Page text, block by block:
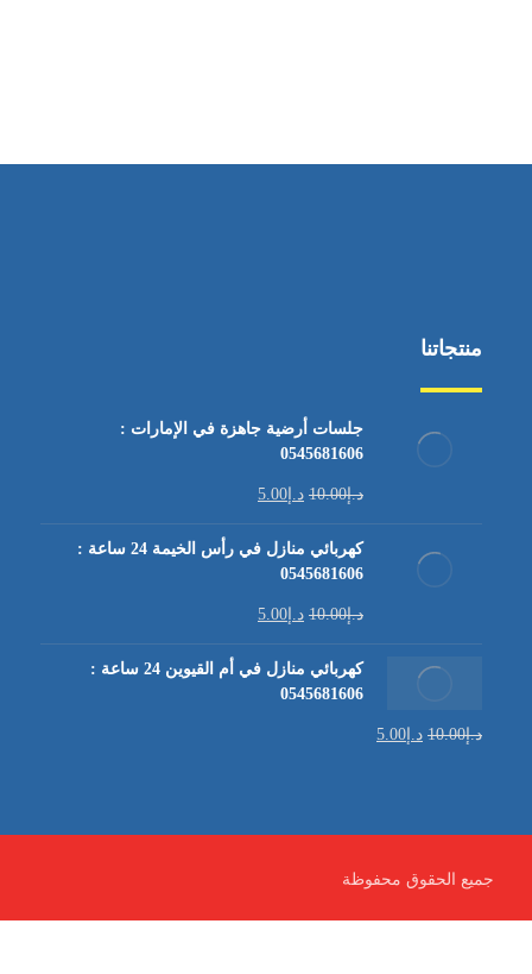
منتجاتنا
جلسات أرضية جاهزة في الإمارات :
0545681606
د.إ10.00 د.إ 5.00
كهربائي منازل في رأس الخيمة 24 ساعة :
0545681606
د.إ10.00 د.إ 5.00
كهربائي منازل في أم القيوين 24 ساعة :
0545681606
د.إ10.00 د.إ 5.00
جميع الحقوق محفوظة